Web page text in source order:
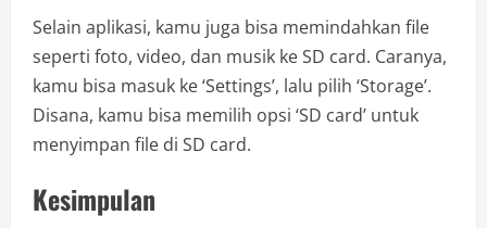
Selain aplikasi, kamu juga bisa memindahkan file
seperti foto, video, dan musik ke SD card. Caranya,
kamu bisa masuk ke ‘Settings’, lalu pilih ‘Storage’.
Disana, kamu bisa memilih opsi ‘SD card’ untuk
menyimpan file di SD card.
Kesimpulan